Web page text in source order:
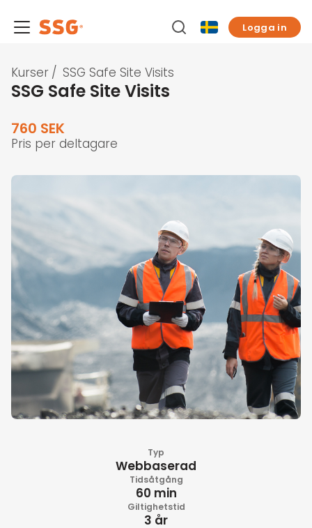
Logga in
Kurser / SSG Safe Site Visits
SSG Safe Site Visits
760 SEK
Pris per deltagare
Typ
Webbaserad
Tidsåtgång
60 min
Giltighetstid
3 år